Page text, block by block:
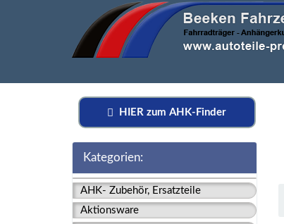
HIER zum AHK-Finder
Kategorien:
AHK- Zubehör, Ersatzteile
Aktionsware